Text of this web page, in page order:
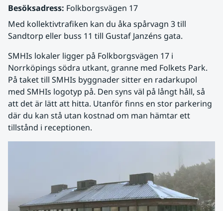
Besöksadress: Folkborgsvägen 17
Med kollektivtrafiken kan du åka spårvagn 3 till
Sandtorp eller buss 11 till Gustaf Janzéns gata.
SMHIs lokaler ligger på Folkborgsvägen 17 i
Norrköpings södra utkant, granne med Folkets Park.
På taket till SMHIs byggnader sitter en radarkupol
med SMHIs logotyp på. Den syns väl på långt håll, så
att det är lätt att hitta. Utanför finns en stor parkering
där du kan stå utan kostnad om man hämtar ett
tillstånd i receptionen.